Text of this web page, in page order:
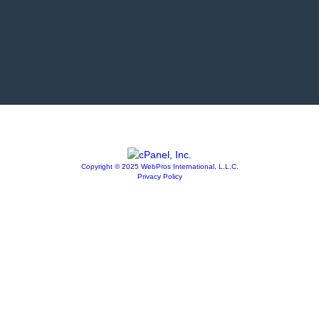
Copyright © 2025 WebPros International, L.L.C.
Privacy Policy